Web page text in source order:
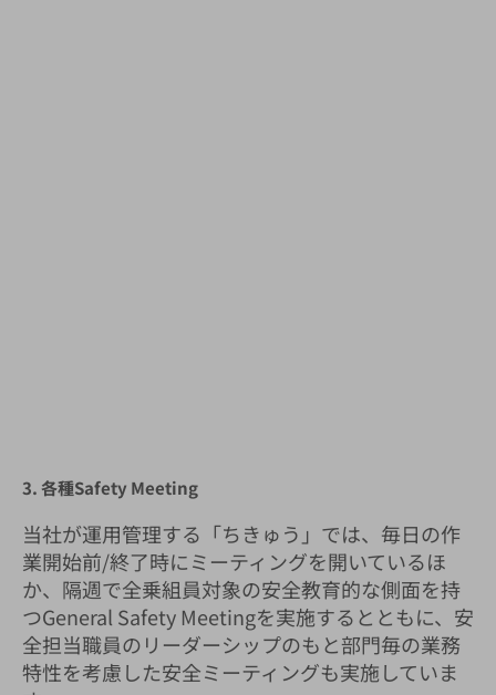
3. 各種Safety Meeting
当社が運用管理する「ちきゅう」では、毎日の作
業開始前/終了時にミーティングを開いているほ
か、隔週で全乗組員対象の安全教育的な側面を持
つGeneral Safety Meetingを実施するとともに、安
全担当職員のリーダーシップのもと部門毎の業務
特性を考慮した安全ミーティングも実施していま